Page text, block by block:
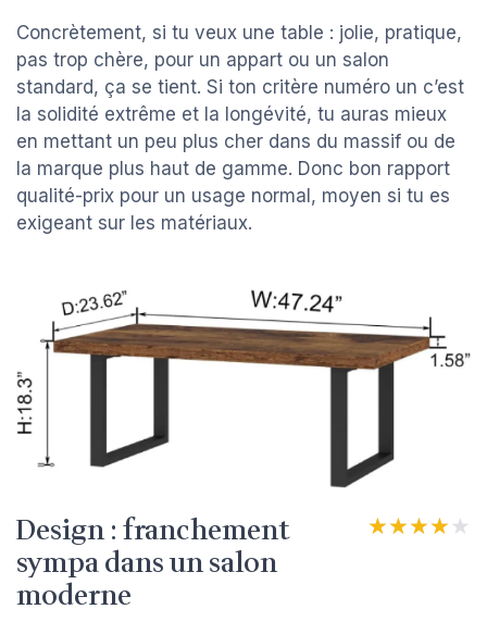
Concrètement, si tu veux une table : jolie, pratique,
pas trop chère, pour un appart ou un salon
standard, ça se tient. Si ton critère numéro un c’est
la solidité extrême et la longévité, tu auras mieux
en mettant un peu plus cher dans du massif ou de
la marque plus haut de gamme. Donc bon rapport
qualité-prix pour un usage normal, moyen si tu es
exigeant sur les matériaux.
Design : franchement
sympa dans un salon
moderne
★★★★★
★★★★★